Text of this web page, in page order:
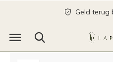
Geld terug